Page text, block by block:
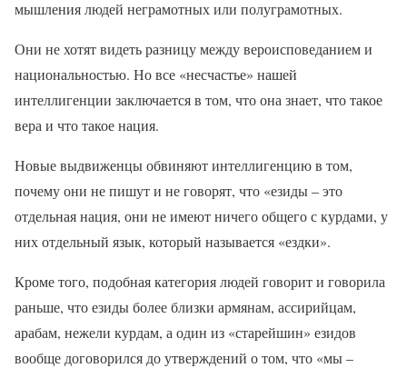
мышления людей неграмотных или полуграмотных.
Они не хотят видеть разницу между вероисповеданием и
национальностью. Но все «несчастье» нашей
интеллигенции заключается в том, что она знает, что такое
вера и что такое нация.
Новые выдвиженцы обвиняют интеллигенцию в том,
почему они не пишут и не говорят, что «езиды – это
отдельная нация, они не имеют ничего общего с курдами, у
них отдельный язык, который называется «ездки».
Кроме того, подобная категория людей говорит и говорила
раньше, что езиды более близки армянам, ассирийцам,
арабам, нежели курдам, а один из «старейшин» езидов
вообще договорился до утверждений о том, что «мы –